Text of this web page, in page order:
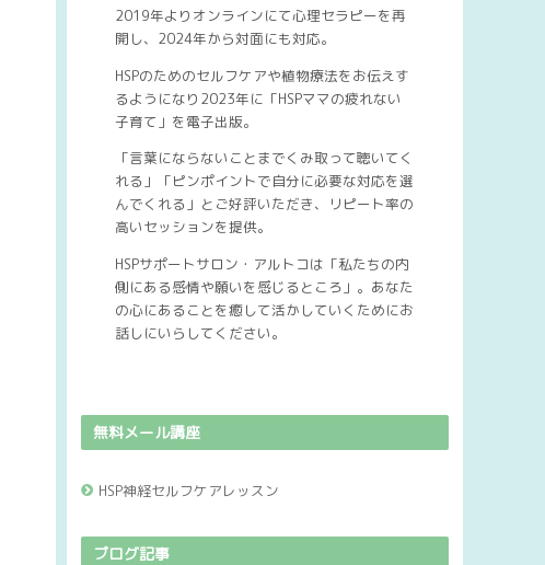
2019年よりオンラインにて心理セラピーを再
開し、2024年から対面にも対応。
HSPのためのセルフケアや植物療法をお伝えす
るようになり2023年に「HSPママの疲れない
子育て」を電子出版。
「言葉にならないことまでくみ取って聴いてく
れる」「ピンポイントで自分に必要な対応を選
んでくれる」とご好評いただき、リピート率の
高いセッションを提供。
HSPサポートサロン・アルトコは「私たちの内
側にある感情や願いを感じるところ」。あなた
の心にあることを癒して活かしていくためにお
話しにいらしてください。
無料メール講座
HSP神経セルフケアレッスン
ブログ記事